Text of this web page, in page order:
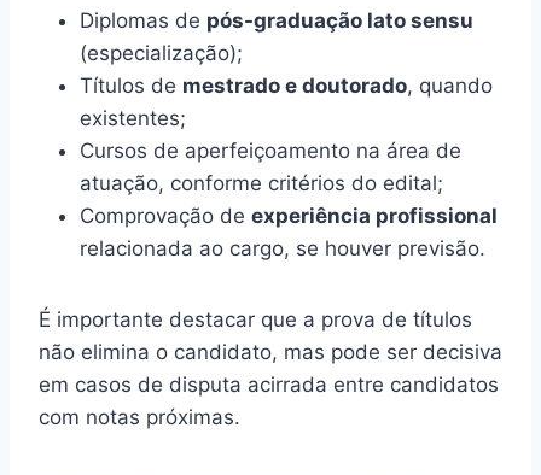
Diplomas de pós-graduação lato sensu
(especialização);
Títulos de mestrado e doutorado, quando
existentes;
Cursos de aperfeiçoamento na área de
atuação, conforme critérios do edital;
Comprovação de experiência profissional
relacionada ao cargo, se houver previsão.
É importante destacar que a prova de títulos
não elimina o candidato, mas pode ser decisiva
em casos de disputa acirrada entre candidatos
com notas próximas.